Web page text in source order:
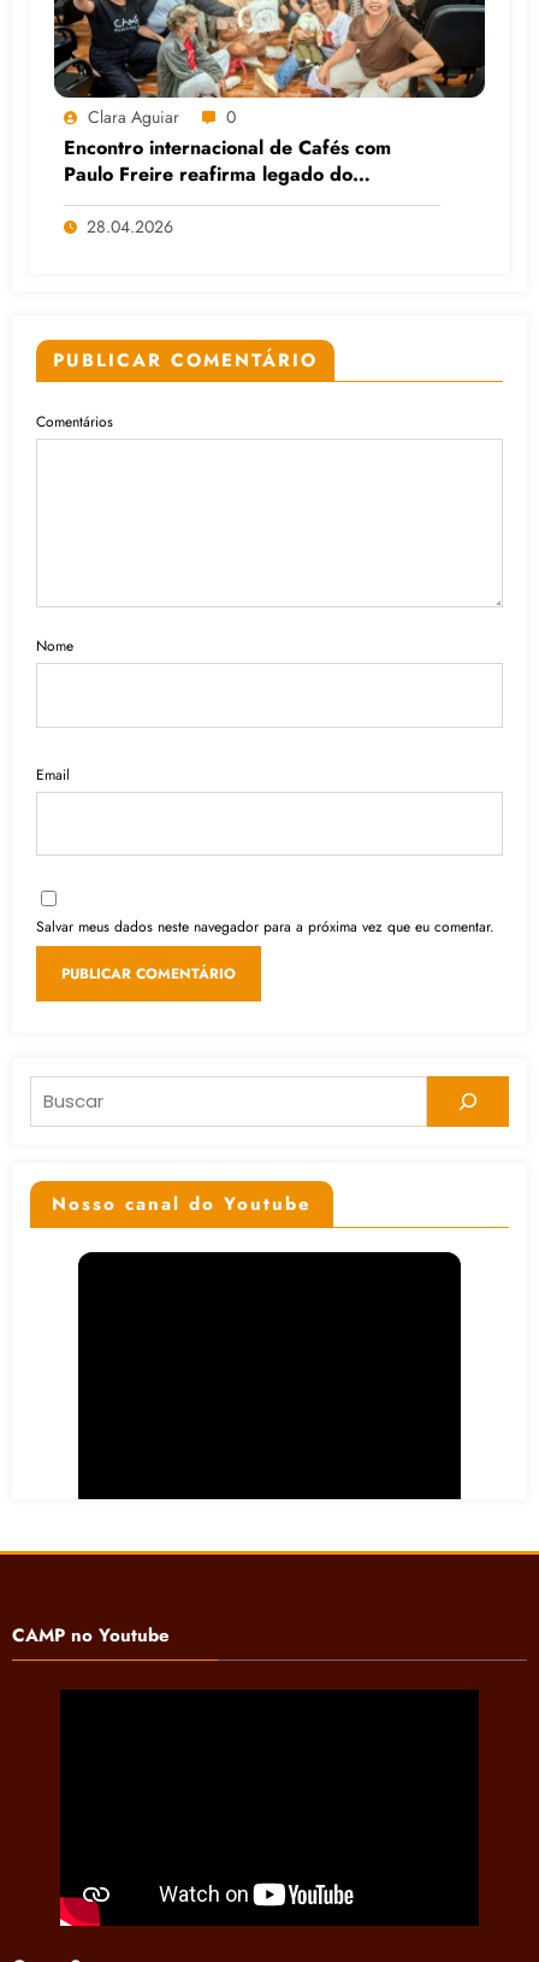
Clara Aguiar 0
Encontro internacional de Cafés com
Paulo Freire reafirma legado do
educador popular
28.04.2026
PUBLICAR COMENTÁRIO
Comentários
Nome
Email
Salvar meus dados neste navegador para a próxima vez que eu comentar.
Pesquisar
Nosso canal do Youtube
CAMP no Youtube